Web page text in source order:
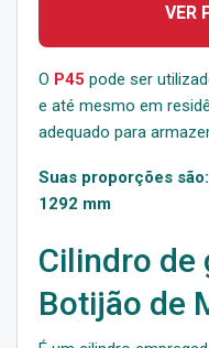
VER
O P45 pode ser
e até mesmo em
adequado para
Suas proporções são:
1292 mm
Cilindro de
Botijão de